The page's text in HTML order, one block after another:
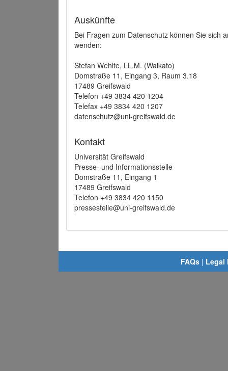
Auskünfte
Bei Fragen zum Datenschutz können Sie sich
wenden:
Stefan Wehlte, LL.M. (Waikato)
Domstraße 11, Eingang 3, Raum 3.18
17489 Greifswald
Telefon +49 3834 420 1204
Telefax +49 3834 420 1207
datenschutz@uni-greifswald.de
Kontakt
Universität Greifswald
Presse- und Informationsstelle
Domstraße 11, Eingang 1
17489 Greifswald
Telefon +49 3834 420 1150
pressestelle@uni-greifswald.de
FAQs | Legal